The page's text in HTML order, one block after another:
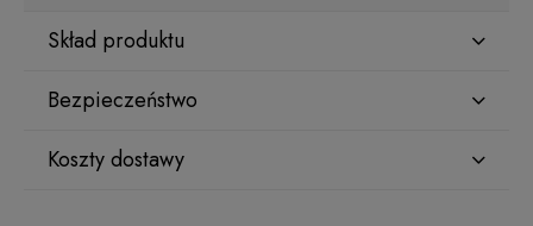
Skład produktu
77981, CI 77499, CI 74160, CI 77492, CI 77491
Bezpieczeństwo
Producent
Koszty dostawy